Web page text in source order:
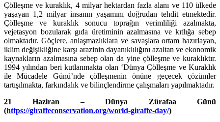
Çölleşme ve kuraklık, 4 milyar hektardan fazla alanı ve 110 ülkede
yaşayan 1,2 milyar insanın yaşamını doğrudan tehdit etmektedir.
Çölleşme ve kuraklık sonucu toprağın verimliliği azalmakta,
vejetasyon bozularak gıda üretiminin azalmasına ve kıtlığa sebep
olmaktadır. Göçlere, anlaşmazlıklara ve savaşlara ortam hazırlayan,
iklim değişikliğine karşı arazinin dayanıklılığını azaltan ve ekonomik
kaynakların azalmasına sebep olan da yine çölleşme ve kuraklıktır.
1994 yılından beri kutlanmakta olan ‘Dünya Çölleşme ve Kuraklık
ile Mücadele Günü’nde çölleşmenin önüne geçecek çözümler
tartışılmakta, farkındalık ve bilinçlendirme çalışmaları yapılmaktadır.
21 Haziran – Dünya Zürafaa Günü
(https://giraffeconservation.org/world-giraffe-day/)